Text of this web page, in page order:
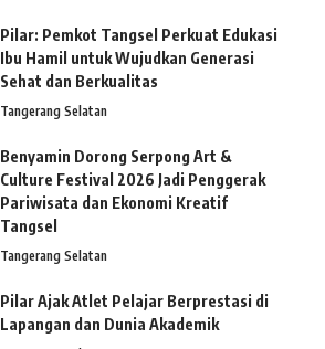
Pilar: Pemkot Tangsel Perkuat Edukasi
Ibu Hamil untuk Wujudkan Generasi
Sehat dan Berkualitas
Tangerang Selatan
Benyamin Dorong Serpong Art &
Culture Festival 2026 Jadi Penggerak
Pariwisata dan Ekonomi Kreatif
Tangsel
Tangerang Selatan
Pilar Ajak Atlet Pelajar Berprestasi di
Lapangan dan Dunia Akademik